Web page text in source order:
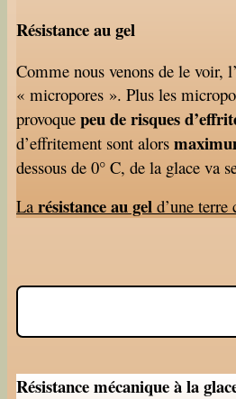
Résistance au gel
Comme nous venons de le voir,
« micropores ». Plus les
provoque peu de risques
d’effritement sont alors
dessous de 0° C, de la glace va
La résistance au gel d’une terre
Résistance mécanique à la